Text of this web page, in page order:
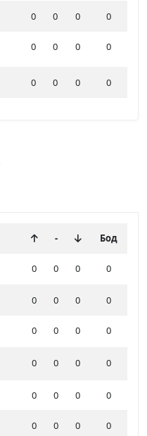
0 0 0 0
0 0 0 0
0 0 0 0
- Бод
0 0 0 0
0 0 0 0
0 0 0 0
0 0 0 0
0 0 0 0
0 0 0 0